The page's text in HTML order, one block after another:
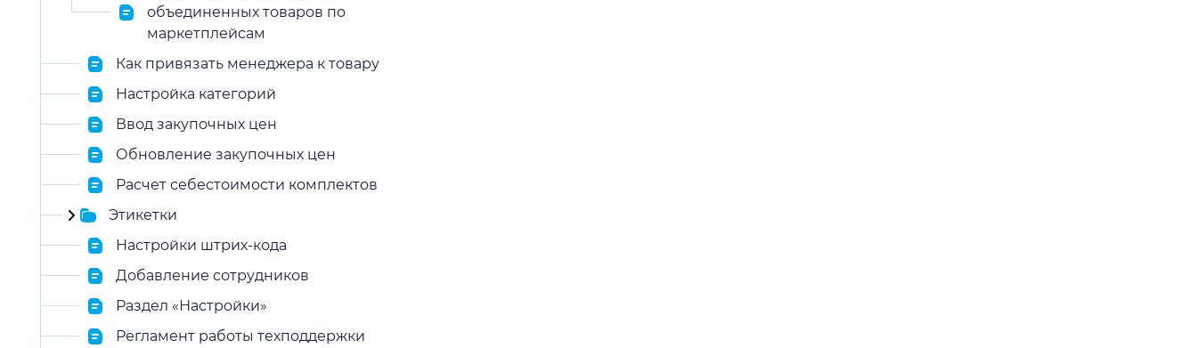
объединенных товаров по
маркетплейсам
Как привязать менеджера к товару
Настройка категорий
Ввод закупочных цен
Обновление закупочных цен
Расчет себестоимости комплектов
Этикетки
Настройки штрих-кода
Добавление сотрудников
Раздел «Настройки»
Регламент работы техподдержки